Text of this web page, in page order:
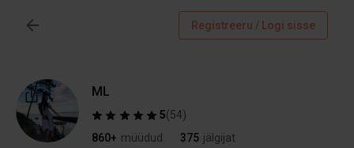
Registreeru / Logi sisse
ML
5(54)
860+ müüdud 375 jälgijat